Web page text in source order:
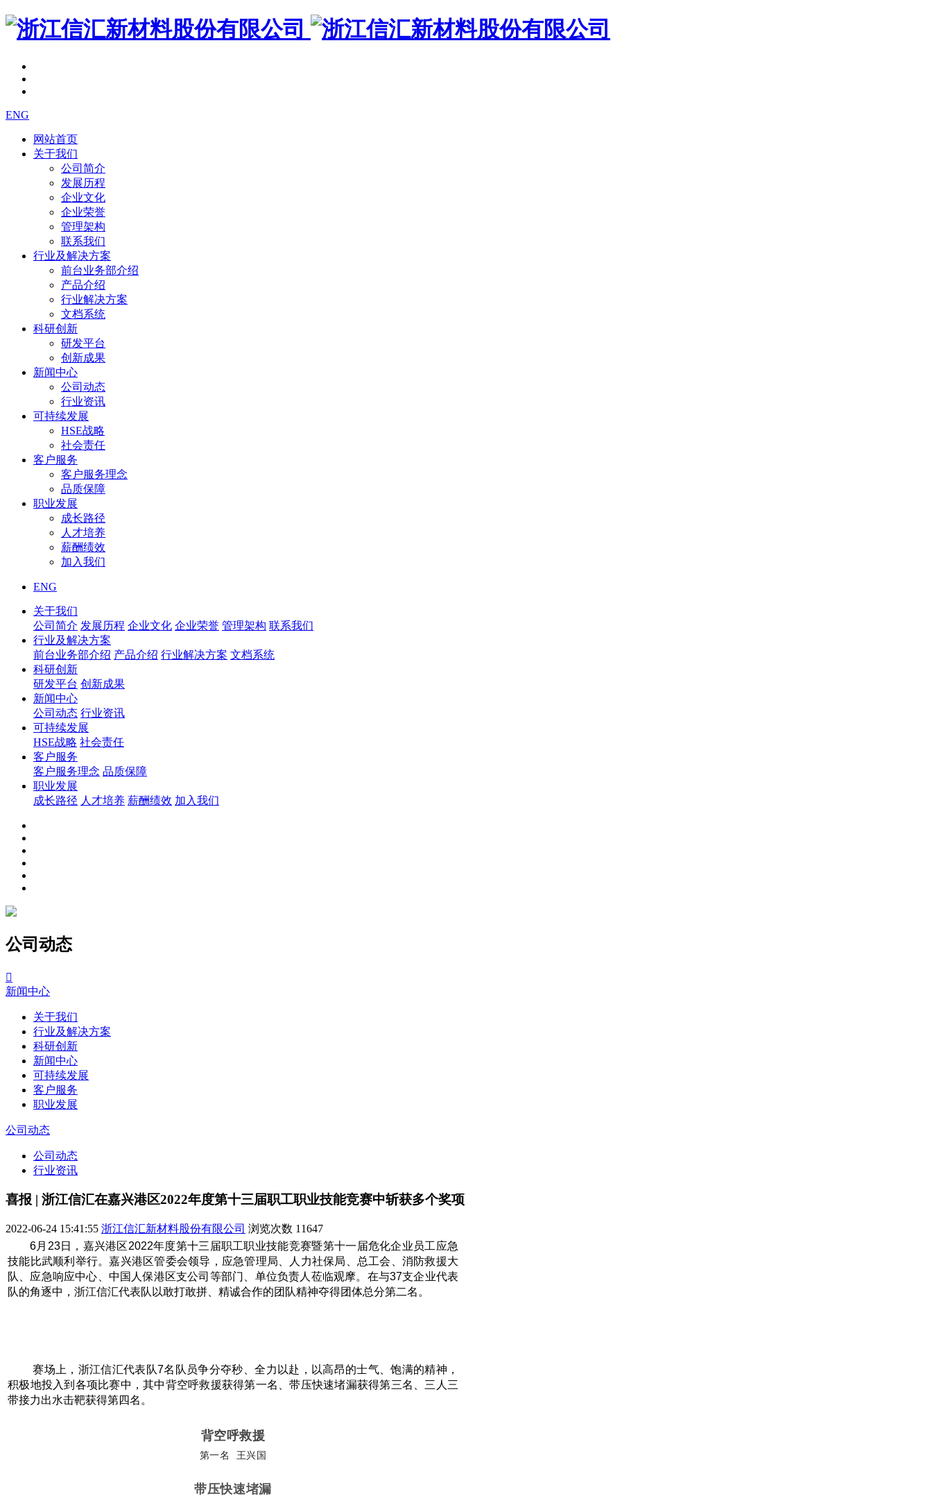
ENG
网站首页
关于我们
公司简介
发展历程
企业文化
企业荣誉
管理架构
联系我们
行业及解决方案
前台业务部介绍
产品介绍
行业解决方案
文档系统
科研创新
研发平台
创新成果
新闻中心
公司动态
行业资讯
可持续发展
HSE战略
社会责任
客户服务
客户服务理念
品质保障
职业发展
成长路径
人才培养
薪酬绩效
加入我们
ENG
关于我们
公司简介 发展历程 企业文化 企业荣誉 管理架构 联系我们
行业及解决方案
前台业务部介绍 产品介绍 行业解决方案 文档系统
科研创新
研发平台 创新成果
新闻中心
公司动态 行业资讯
可持续发展
HSE战略 社会责任
客户服务
客户服务理念 品质保障
职业发展
成长路径 人才培养 薪酬绩效 加入我们
公司动态

新闻中心
关于我们
行业及解决方案
科研创新
新闻中心
可持续发展
客户服务
职业发展
公司动态
公司动态
行业资讯
喜报 | 浙江信汇在嘉兴港区2022年度第十三届职工职业技能竞赛中斩获多个奖项
2022-06-24 15:41:55 浙江信汇新材料股份有限公司 浏览次数 11647
6月23日，嘉兴港区2022年度第十三届职工职业技能竞赛暨第十一届危化企业员工应急
技能比武顺利举行。嘉兴港区管委会领导，应急管理局、人力社保局、总工会、消防救援大
队、应急响应中心、中国人保港区支公司等部门、单位负责人莅临观摩。在与37支企业代表
队的角逐中，浙江信汇代表队以敢打敢拼、精诚合作的团队精神夺得团体总分第二名。
赛场上，浙江信汇代表队7名队员争分夺秒、全力以赴，以高昂的士气、饱满的精神，
积极地投入到各项比赛中，其中背空呼救援获得第一名、带压快速堵漏获得第三名、三人三
带接力出水击靶获得第四名。
背空呼救援
第一名 王兴国
带压快速堵漏